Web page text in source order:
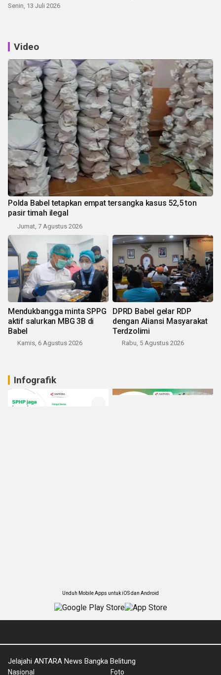
Senin, 13 Juli 2026
Video
Polda Babel tetapkan empat tersangka kasus 52,5 ton
pasir timah ilegal
Jumat, 7 Agustus 2026
Mendukbangga minta SPPG
aktif salurkan MBG 3B di
Babel
Kamis, 6 Agustus 2026
DPRD Babel gelar RDP
dengan Aliansi Masyarakat
Terdzolimi
Rabu, 5 Agustus 2026
Infografik
Unduh Mobile Apps untuk iOS dan Android
Jelajahi ANTARA News Bangka Belitung
Nasional Foto